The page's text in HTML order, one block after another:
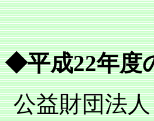
◆平成22年度
公益財団法